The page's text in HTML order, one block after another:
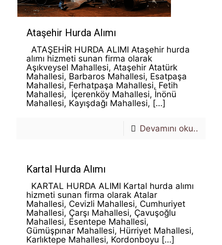
Ataşehir Hurda Alımı
ATAŞEHİR HURDA ALIMI Ataşehir hurda
alımı hizmeti sunan firma olarak
Aşıkveysel Mahallesi, Ataşehir Atatürk
Mahallesi, Barbaros Mahallesi, Esatpaşa
Mahallesi, Ferhatpaşa Mahallesi, Fetih
Mahallesi, İçerenköy Mahallesi, İnönü
Mahallesi, Kayışdağı Mahallesi, […]
Devamını oku..
Kartal Hurda Alımı
KARTAL HURDA ALIMI Kartal hurda alımı
hizmeti sunan firma olarak Atalar
Mahallesi, Cevizli Mahallesi, Cumhuriyet
Mahallesi, Çarşı Mahallesi, Çavuşoğlu
Mahallesi, Esentepe Mahallesi,
Gümüşpınar Mahallesi, Hürriyet Mahallesi,
Karlıktepe Mahallesi, Kordonboyu […]